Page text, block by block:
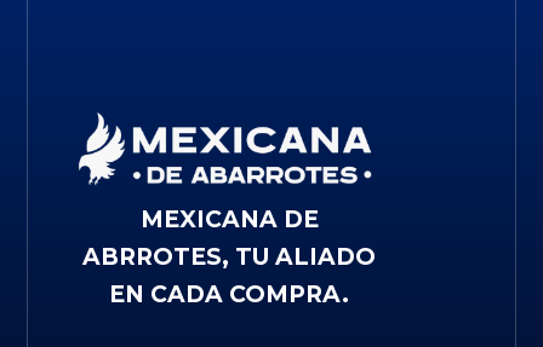
MEXICANA DE
ABRROTES, TU ALIADO
EN CADA COMPRA.